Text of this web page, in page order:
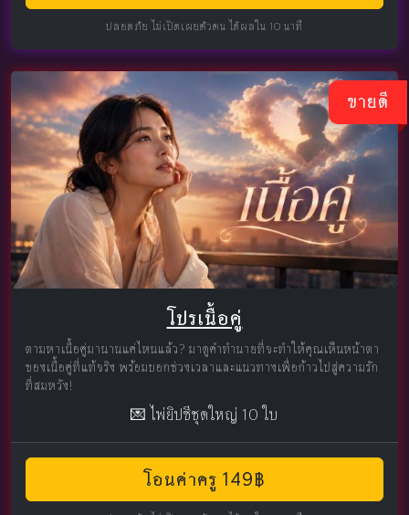
ปลอดภัย ไม่เปิดเผยตัวตน ได้ผลใน 10 นาที
ขายดี
โปรเนื้อคู่
ตามหาเนื้อคู่มานานแค่ไหนแล้ว? มาดูคำทำนายที่จะทำให้คุณเห็นหน้าตา
ของเนื้อคู่ที่แท้จริง พร้อมบอกช่วงเวลาและแนวทางเพื่อก้าวไปสู่ความรัก
ที่สมหวัง!
💌 ไพ่ยิปซีชุดใหญ่ 10 ใบ
โอนค่าครู 149฿